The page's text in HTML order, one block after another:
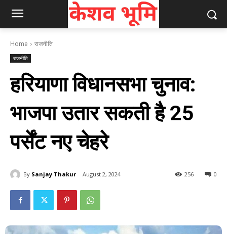
Home राजनीति
राजनीति
हरियाणा विधानसभा चुनाव:
भाजपा उतार सकती है 25
पर्सेंट नए चेहरे
By Sanjay Thakur August 2, 2024 0
256